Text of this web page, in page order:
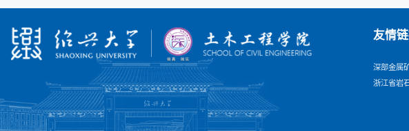
友情
深部金属
浙江省岩